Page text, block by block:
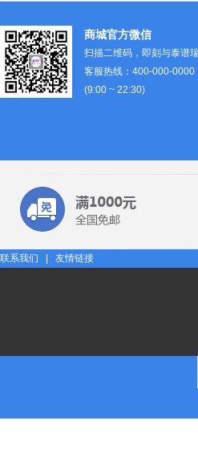
商城官方微信
扫描二维码，即刻与泰谱
客服热线： 400-000-0000
(9:00 ~ 22:30)
联系我们 友情链接